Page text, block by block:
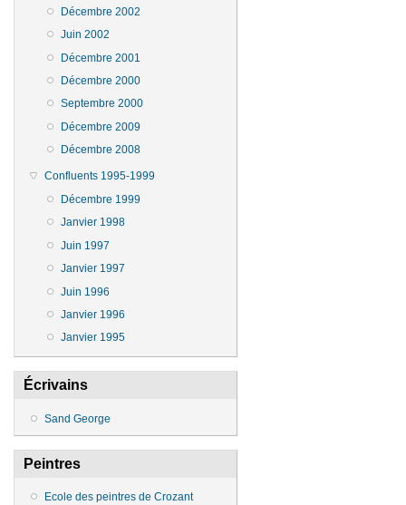
Décembre 2002
Juin 2002
Décembre 2001
Décembre 2000
Septembre 2000
Décembre 2009
Décembre 2008
Confluents 1995-1999
Décembre 1999
Janvier 1998
Juin 1997
Janvier 1997
Juin 1996
Janvier 1996
Janvier 1995
Écrivains
Sand George
Peintres
Ecole des peintres de Crozant